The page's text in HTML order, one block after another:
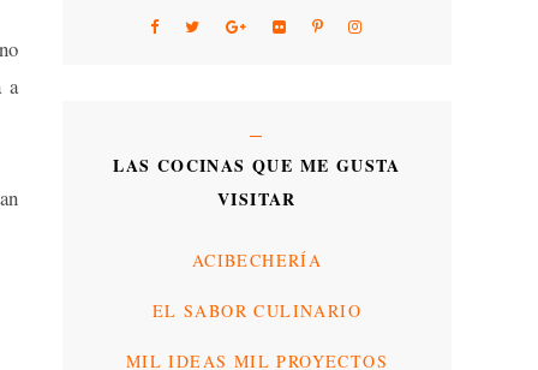
a
LAS COCINAS QUE ME GUSTA
VISITAR
ACIBECHERÍA
EL SABOR CULINARIO
MIL IDEAS MIL PROYECTOS